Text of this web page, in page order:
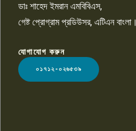
LOGO
ডাঃ শাহেদ ইমরান এমবিবিএস,
গেষ্ট প্রোগ্রাম প্রডিউসর, এটিএন বাংলা।
যোগাযোগ করুন
০১৭১২-০২৬৫৩৯